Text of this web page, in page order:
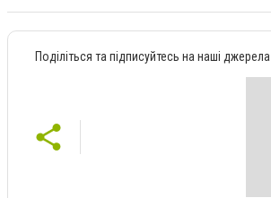
Поділіться та підписуйтесь на наші джерела